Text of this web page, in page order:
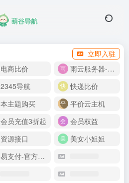
立即入驻
电商比价
雨云服务器-新人首月 5 折
2345导航
快递比价
本主题购买
平价云主机
会员充值3折起
会员权益
资源接口
美女小姐姐
易支付-官方网站